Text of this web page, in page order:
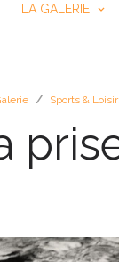
LA GALERIE
/ Sports &